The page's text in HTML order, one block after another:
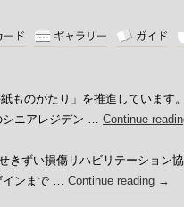
ものがたり」を推進していま
シニアレジデン … Continue
きずい損傷リハビリテーション
インまで … Continue reading →